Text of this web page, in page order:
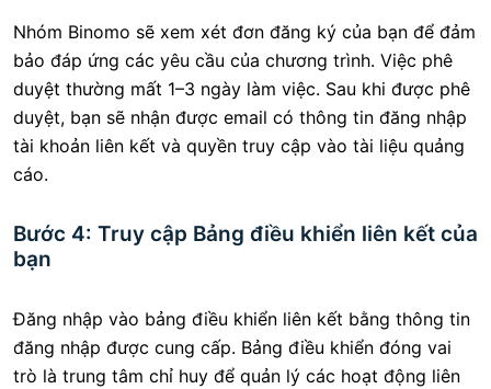
Nhóm Binomo sẽ xem xét đơn đăng ký của bạn để đảm
bảo đáp ứng các yêu cầu của chương trình. Việc phê
duyệt thường mất 1–3 ngày làm việc. Sau khi được phê
duyệt, bạn sẽ nhận được email có thông tin đăng nhập
tài khoản liên kết và quyền truy cập vào tài liệu quảng
cáo.
Bước 4: Truy cập Bảng điều khiển liên kết của
bạn
Đăng nhập vào bảng điều khiển liên kết bằng thông tin
đăng nhập được cung cấp. Bảng điều khiển đóng vai
trò là trung tâm chỉ huy để quản lý các hoạt động liên